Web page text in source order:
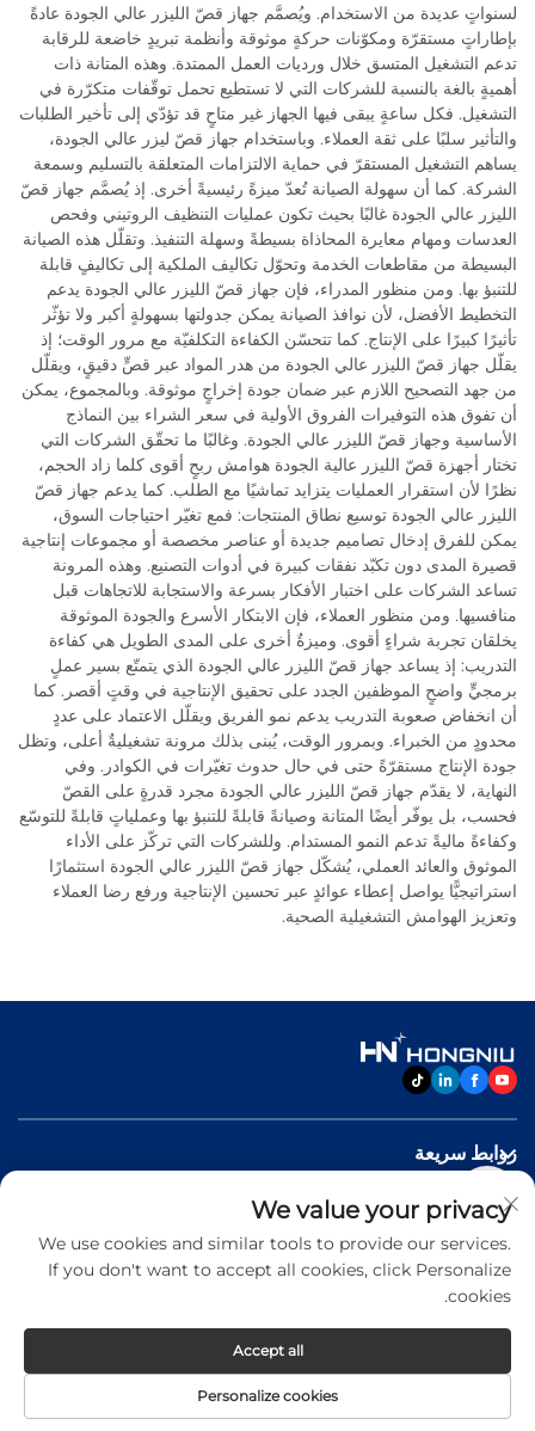
لسنواتٍ عديدة من الاستخدام. ويُصمَّم جهاز قصّ الليزر عالي الجودة عادةً
بإطاراتٍ مستقرّة ومكوّنات حركةٍ موثوقة وأنظمة تبريدٍ خاضعة للرقابة
تدعم التشغيل المتسق خلال ورديات العمل الممتدة. وهذه المتانة ذات
أهميةٍ بالغة بالنسبة للشركات التي لا تستطيع تحمل توقّفات متكرّرة في
التشغيل. فكل ساعةٍ يبقى فيها الجهاز غير متاحٍ قد تؤدّي إلى تأخير الطلبات
والتأثير سلبًا على ثقة العملاء. وباستخدام جهاز قصّ ليزر عالي الجودة،
يساهم التشغيل المستقرّ في حماية الالتزامات المتعلقة بالتسليم وسمعة
الشركة. كما أن سهولة الصيانة تُعدّ ميزةً رئيسيةً أخرى. إذ يُصمَّم جهاز قصّ
الليزر عالي الجودة غالبًا بحيث تكون عمليات التنظيف الروتيني وفحص
العدسات ومهام معايرة المحاذاة بسيطةً وسهلة التنفيذ. وتقلّل هذه الصيانة
البسيطة من مقاطعات الخدمة وتحوّل تكاليف الملكية إلى تكاليفٍ قابلة
للتنبؤ بها. ومن منظور المدراء، فإن جهاز قصّ الليزر عالي الجودة يدعم
التخطيط الأفضل، لأن نوافذ الصيانة يمكن جدولتها بسهولةٍ أكبر ولا تؤثّر
تأثيرًا كبيرًا على الإنتاج. كما تتحسّن الكفاءة التكلفيّة مع مرور الوقت؛ إذ
يقلّل جهاز قصّ الليزر عالي الجودة من هدر المواد عبر قصٍّ دقيقٍ، ويقلّل
من جهد التصحيح اللازم عبر ضمان جودة إخراجٍ موثوقة. وبالمجموع، يمكن
أن تفوق هذه التوفيرات الفروق الأولية في سعر الشراء بين النماذج
الأساسية وجهاز قصّ الليزر عالي الجودة. وغالبًا ما تحقّق الشركات التي
تختار أجهزة قصّ الليزر عالية الجودة هوامش ربحٍ أقوى كلما زاد الحجم،
نظرًا لأن استقرار العمليات يتزايد تماشيًا مع الطلب. كما يدعم جهاز قصّ
الليزر عالي الجودة توسيع نطاق المنتجات: فمع تغيّر احتياجات السوق،
يمكن للفرق إدخال تصاميم جديدة أو عناصر مخصصة أو مجموعات إنتاجية
قصيرة المدى دون تكبّد نفقات كبيرة في أدوات التصنيع. وهذه المرونة
تساعد الشركات على اختبار الأفكار بسرعة والاستجابة للاتجاهات قبل
منافسيها. ومن منظور العملاء، فإن الابتكار الأسرع والجودة الموثوقة
يخلقان تجربة شراءٍ أقوى. وميزةٌ أخرى على المدى الطويل هي كفاءة
التدريب: إذ يساعد جهاز قصّ الليزر عالي الجودة الذي يتمتّع بسير عملٍ
برمجيٍّ واضحٍ الموظفين الجدد على تحقيق الإنتاجية في وقتٍ أقصر. كما
أن انخفاض صعوبة التدريب يدعم نمو الفريق ويقلّل الاعتماد على عددٍ
محدودٍ من الخبراء. وبمرور الوقت، يُبنى بذلك مرونة تشغيليةٌ أعلى، وتظل
جودة الإنتاج مستقرّةً حتى في حال حدوث تغيّرات في الكوادر. وفي
النهاية، لا يقدّم جهاز قصّ الليزر عالي الجودة مجرد قدرةٍ على القصّ
فحسب، بل يوفّر أيضًا المتانة وصيانةً قابلةً للتنبؤ بها وعملياتٍ قابلةً للتوسّع
وكفاءةً ماليةً تدعم النمو المستدام. وللشركات التي تركّز على الأداء
الموثوق والعائد العملي، يُشكّل جهاز قصّ الليزر عالي الجودة استثمارًا
استراتيجيًّا يواصل إعطاء عوائدٍ عبر تحسين الإنتاجية ورفع رضا العملاء
وتعزيز الهوامش التشغيلية الصحية.
روابط سريعة
منتجات
اتصل بنا
Copyright © 2026 Jinan Hongniu Machinery Equipment
We value your privacy
We use cookies and similar tools to provide our services.
If you don't want to accept all cookies, click Personalize
cookies.
Personalize cookies
Accept all